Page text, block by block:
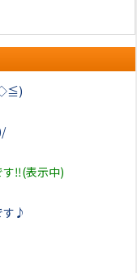
す‼(表示中)
す♪